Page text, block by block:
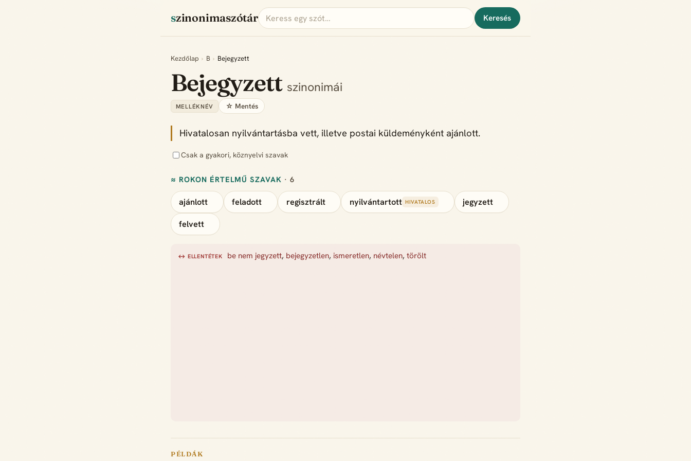
szinonimaszótár Keresés
Kezdőlap › B › Bejegyzett
Bejegyzett szinonimái
MELLÉKNÉV ☆ Mentés
Hivatalosan nyilvántartásba vett, illetve postai küldeményként ajánlott.
Csak a gyakori, köznyelvi szavak
≈ ROKON ÉRTELMŰ SZAVAK · 6
ajánlott feladott regisztrált nyilvántartott HIVATALOS jegyzett
felvett
↔ ELLENTÉTEK be nem jegyzett, bejegyzetlen, ismeretlen, névtelen,törölt
PÉLDÁK